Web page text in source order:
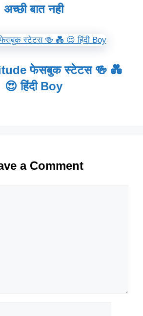
अच्छी बात नही
फेसबुक स्टेटस 🍻 💑
😍 हिंदी Boy
a Comment